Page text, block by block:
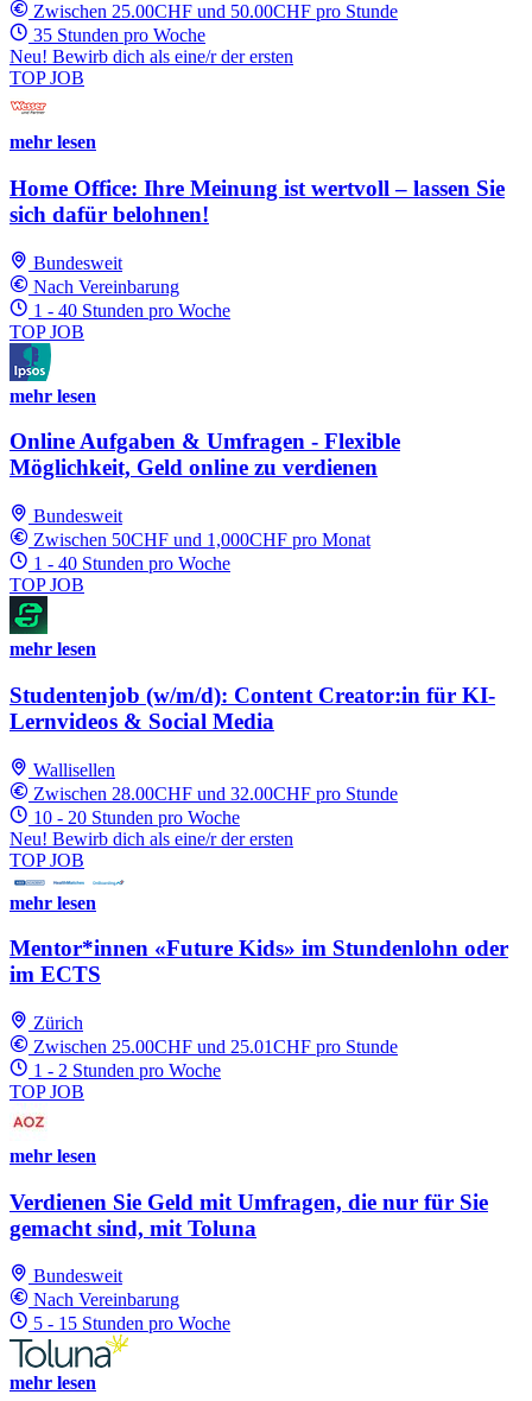
Zwischen 25.00CHF und 50.00CHF pro Stunde
35 Stunden pro Woche
Neu! Bewirb dich als eine/r der ersten
TOP JOB
mehr lesen
Home Office: Ihre Meinung ist wertvoll – lassen Sie
sich dafür belohnen!
Bundesweit
Nach Vereinbarung
1 - 40 Stunden pro Woche
TOP JOB
mehr lesen
Online Aufgaben & Umfragen - Flexible
Möglichkeit, Geld online zu verdienen
Bundesweit
Zwischen 50CHF und 1,000CHF pro Monat
1 - 40 Stunden pro Woche
TOP JOB
mehr lesen
Studentenjob (w/m/d): Content Creator:in für KI-
Lernvideos & Social Media
Wallisellen
Zwischen 28.00CHF und 32.00CHF pro Stunde
10 - 20 Stunden pro Woche
Neu! Bewirb dich als eine/r der ersten
TOP JOB
mehr lesen
Mentor*innen «Future Kids» im Stundenlohn oder
im ECTS
Zürich
Zwischen 25.00CHF und 25.01CHF pro Stunde
1 - 2 Stunden pro Woche
TOP JOB
mehr lesen
Verdienen Sie Geld mit Umfragen, die nur für Sie
gemacht sind, mit Toluna
Bundesweit
Nach Vereinbarung
5 - 15 Stunden pro Woche
mehr lesen